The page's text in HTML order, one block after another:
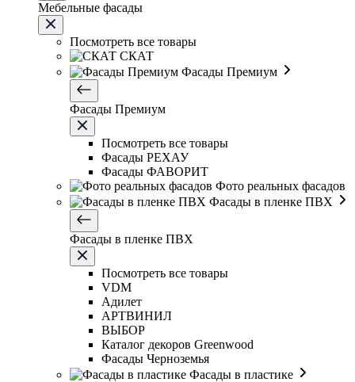
Мебельные фасады
Посмотреть все товары
СКАТ
Фасады Премиум
Фасады Премиум
Посмотреть все товары
Фасады РЕХАУ
Фасады ФАВОРИТ
Фото реальных фасадов
Фасады в пленке ПВХ
Фасады в пленке ПВХ
Посмотреть все товары
VDM
Адилет
АРТВИНИЛ
ВЫБОР
Каталог декоров Greenwood
Фасады Черноземья
Фасады в пластике